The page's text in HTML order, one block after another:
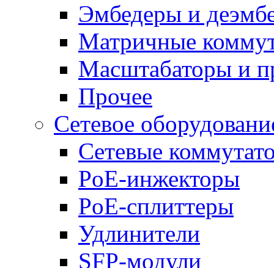
Эмбедеры и
Матричные
Масштабаторы и
Прочее
Сетевое
Сетевые
PoE-инжекторы
PoE-сплиттеры
Удлинители
SFP-модули